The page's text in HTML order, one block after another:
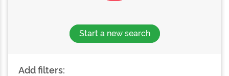
Start a new search
Add filters: